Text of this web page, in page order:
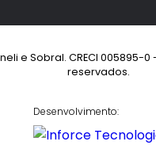
e Sobral. CRECI 005895-
reservados.
Desenvolvimento: